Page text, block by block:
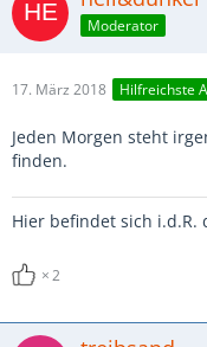
Moderator
17. März 2018 Hilfreichste
Jeden Morgen steht
finden.
Hier befindet sich i.d.R.
2